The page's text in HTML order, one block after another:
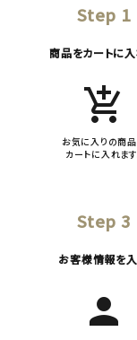
Step 1
商品をカートに
add_shopping_cart
お気に入りの商
カートに入れます
Step 3
お客様情報を
person